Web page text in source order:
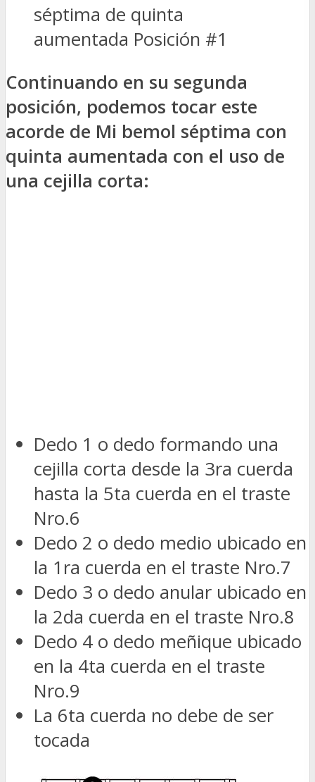
séptima de quinta
aumentada Posición #1
Continuando en su segunda
posición, podemos tocar este
acorde de Mi bemol séptima con
quinta aumentada con el uso de
una cejilla corta:
Dedo 1 o dedo formando una
cejilla corta desde la 3ra cuerda
hasta la 5ta cuerda en el traste
Nro.6
Dedo 2 o dedo medio ubicado en
la 1ra cuerda en el traste Nro.7
Dedo 3 o dedo anular ubicado en
la 2da cuerda en el traste Nro.8
Dedo 4 o dedo meñique ubicado
en la 4ta cuerda en el traste
Nro.9
La 6ta cuerda no debe de ser
tocada